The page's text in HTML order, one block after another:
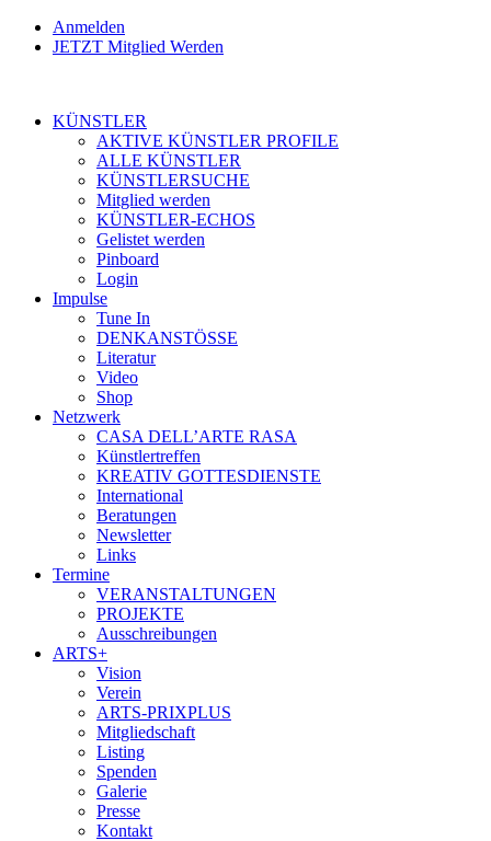
Anmelden
JETZT Mitglied Werden
KÜNSTLER
AKTIVE KÜNSTLER PROFILE
ALLE KÜNSTLER
KÜNSTLERSUCHE
Mitglied werden
KÜNSTLER-ECHOS
Gelistet werden
Pinboard
Login
Impulse
Tune In
DENKANSTÖSSE
Literatur
Video
Shop
Netzwerk
CASA DELL’ARTE RASA
Künstlertreffen
KREATIV GOTTESDIENSTE
International
Beratungen
Newsletter
Links
Termine
VERANSTALTUNGEN
PROJEKTE
Ausschreibungen
ARTS+
Vision
Verein
ARTS-PRIXPLUS
Mitgliedschaft
Listing
Spenden
Galerie
Presse
Kontakt